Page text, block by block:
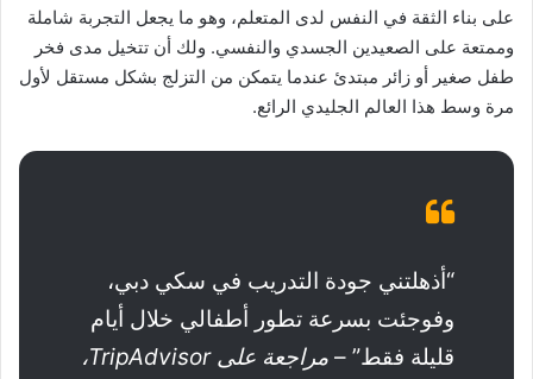
على بناء الثقة في النفس لدى المتعلم، وهو ما يجعل التجربة شاملة
وممتعة على الصعيدين الجسدي والنفسي. ولك أن تتخيل مدى فخر
طفل صغير أو زائر مبتدئ عندما يتمكن من التزلج بشكل مستقل لأول
مرة وسط هذا العالم الجليدي الرائع.
“أذهلتني جودة التدريب في سكي دبي،
وفوجئت بسرعة تطور أطفالي خلال أيام
قليلة فقط” – مراجعة على
TripAdvisor،